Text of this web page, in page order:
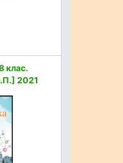
клас.
2021